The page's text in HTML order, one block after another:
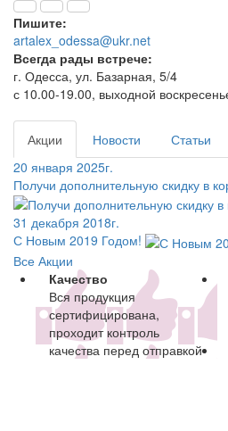
Пишите:
artalex_odessa@ukr.net
Всегда рады встрече:
г. Одесса, ул. Базарная, 5/4
с 10.00-19.00, выходной
Акции Новости
Статьи
20 января 2025г.
Получи дополнительную скидку в
31 декабря 2018г.
С Новым 2019 Годом!
Все Акции
Качество
Вся продукция
сертифицирована,
проходит контроль
качества перед отправкой